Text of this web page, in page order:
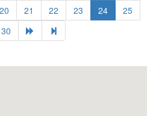
20 21 22 23 24
25
30